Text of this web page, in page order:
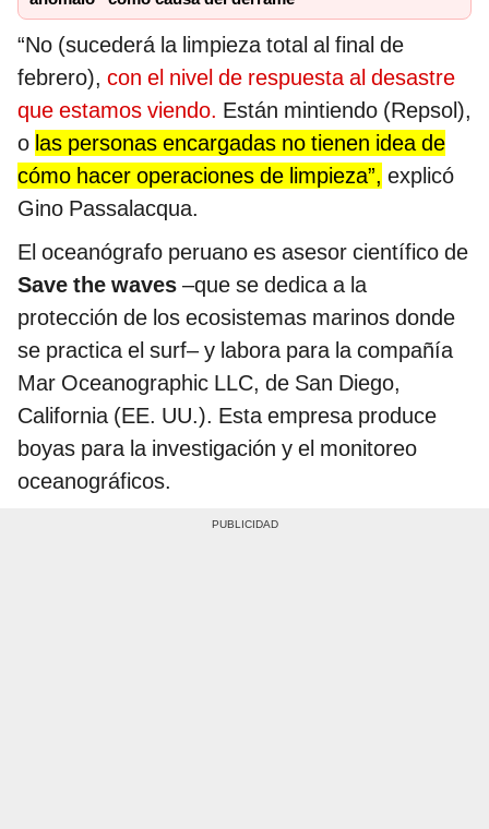
“No (sucederá la limpieza total al final de
febrero), con el nivel de respuesta al desastre
que estamos viendo. Están mintiendo (Repsol),
o las personas encargadas no tienen idea de
cómo hacer operaciones de limpieza”, explicó
Gino Passalacqua.
El oceanógrafo peruano es asesor científico de
Save the waves –que se dedica a la
protección de los ecosistemas marinos donde
se practica el surf– y labora para la compañía
Mar Oceanographic LLC, de San Diego,
California (EE. UU.). Esta empresa produce
boyas para la investigación y el monitoreo
oceanográficos.